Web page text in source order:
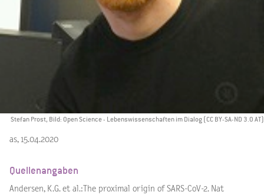
Stefan Prost, Bild: Open Science - Lebenswissenschaften im Dialog (CC BY-SA-ND 3.0 AT)
as, 15.04.2020
Quellenangaben
Andersen, K.G. et al.:The proximal origin of SARS-CoV-2. Nat